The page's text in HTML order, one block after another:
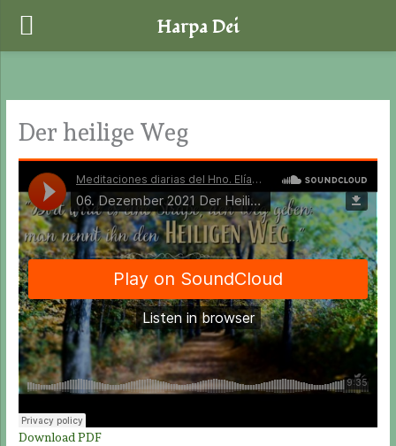
springen
Der heilige Weg
Download PDF
Harpa Dei